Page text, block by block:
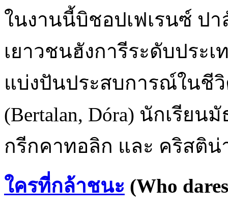
ในงานนี้บิชอปเฟเรนซ์ ปา
เยาวชนฮังการีระดับประ
แบ่งปันประสบการณ์ในชีวิ
(Bertalan, Dóra) นักเรีย
กรีกคาทอลิก และ คริสติน่
ใครที่กล้าชนะ (Who